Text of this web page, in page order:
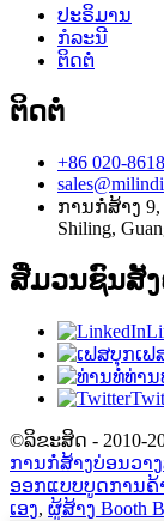
ປະຣິມານ
ກໍລະນີ
ຕິດຕໍ່
ຕິດຕໍ່
+86 020-
ການກໍ່ສ້າງ 9,
Shiling,
ສື່ມວນຊົນສັ
ເຟ
ທ່ານ
©ລິຂະສິດ - 2010-
ການກໍ່ສ້າງບ່ອນວາ
ອອກແບບບູດການຄ້
ເອງ, ຜູ້ສ້າງ Booth